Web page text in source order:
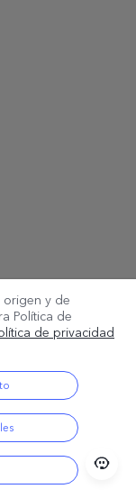
origen y de
Política de
de privacidad